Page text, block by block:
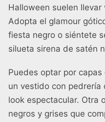
Halloween suelen
Adopta el glamour
fiesta negro o siéntete
silueta sirena de satén
Puedes optar por
un vestido con pedrería
look espectacular. Otra
negros y grises que